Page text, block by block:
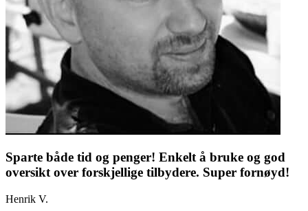
Sparte både tid og penger! Enkelt å bruke og god
oversikt over forskjellige tilbydere. Super fornøyd!
Henrik V.